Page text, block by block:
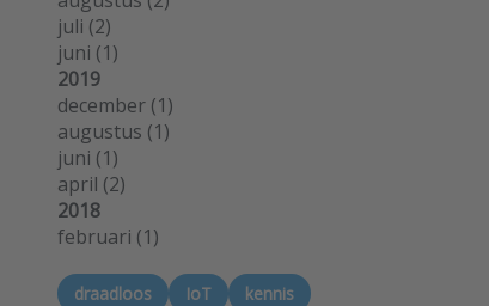
juli (2)
juni (1)
2019
december (1)
augustus (1)
juni (1)
april (2)
2018
februari (1)
draadloos IoT
kennis